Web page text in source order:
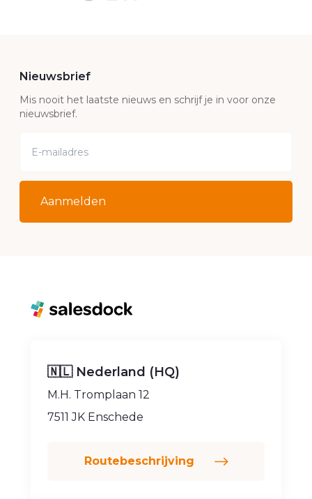
Nieuwsbrief
Mis nooit het laatste nieuws en schrijf je in voor onze
nieuwsbrief.
Aanmelden
🇳🇱 Nederland (HQ)
M.H. Tromplaan 12
7511 JK Enschede
Routebeschrijving